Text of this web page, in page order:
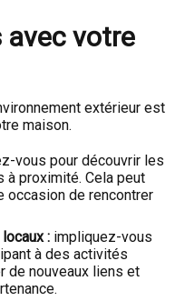
avec votre
extérieur est
maison.
vous pour découvrir les
proximité. Cela peut
occasion de rencontrer
: impliquez-vous
à des activités
de nouveaux liens et